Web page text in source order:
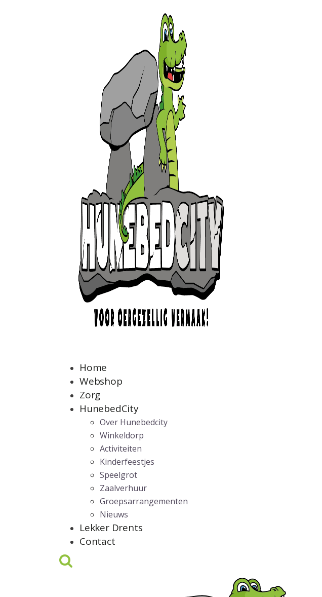
Home
Webshop
Zorg
HunebedCity
Over Hunebedcity
Winkeldorp
Activiteiten
Kinderfeestjes
Speelgrot
Zaalverhuur
Groepsarrangementen
Nieuws
Lekker Drents
Contact